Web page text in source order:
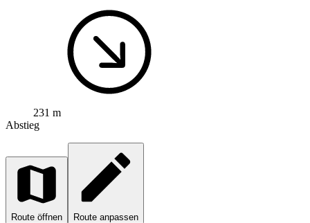
231 m
Abstieg
Route öffnen Route anpassen